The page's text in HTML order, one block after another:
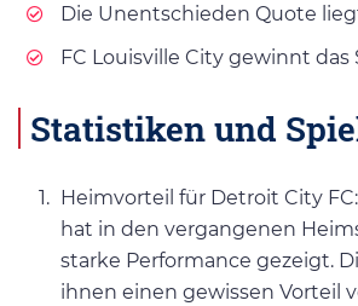
Die Unentschieden Quote
FC Louisville City gewinnt das
Statistiken und
Heimvorteil für Detroit City
hat in den vergangenen
starke Performance gezeigt.
ihnen einen gewissen Vorteil